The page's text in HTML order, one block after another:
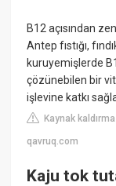
B12 açısından
Antep fıstığı,
kuruyemişlerde
çözünebilen bir
işlevine katkı
Kaynak
qavruq.com
Kaju tok